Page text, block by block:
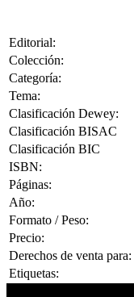
Editorial:
Colección:
Categoría:
Tema:
Clasificación Dewey:
Clasificación BISAC
Clasificación BIC
ISBN:
Páginas:
Año:
Formato / Peso:
Precio:
Derechos de venta para:
Etiquetas: